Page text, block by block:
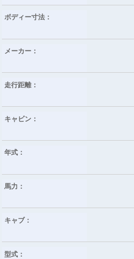
ボディー寸法：
メーカー：
走行距離：
キャビン：
年式：
馬力：
キャブ：
型式：